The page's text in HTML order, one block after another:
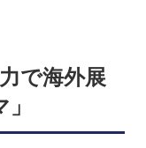
で海外展